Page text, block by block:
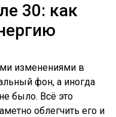
30: как
изменениями в
фон, а иногда
было. Всё это
облегчить его и